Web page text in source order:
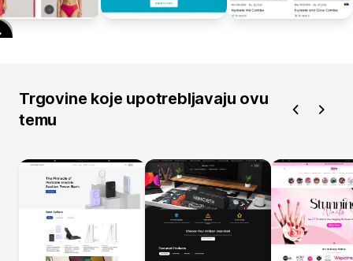
Trgovine koje upotrebljavaju ovu
temu